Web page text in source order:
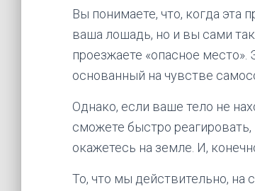
Вы понимаете, что, когда эта
ваша лошадь, но и вы сами
проезжаете «опасное
основанный на чувстве
Однако, если ваше тело не
сможете быстро реагировать,
окажетесь на земле. И,
То, что мы действительно, на